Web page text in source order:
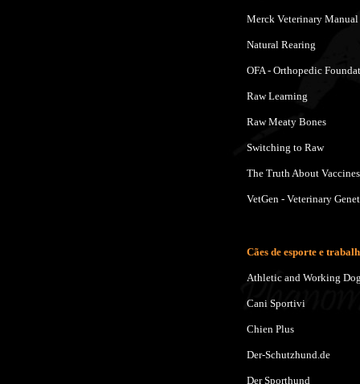
Merck Veterinary Manual
Natural Rearing
OFA - Orthopedic
Raw Learning
Raw Meaty Bones
Switching to Raw
The Truth About Vaccines
VetGen - Veterinary
Cães de esporte e
Athletic and Working
Cani Sportivi
Chien Plus
Der-Schutzhund.de
Der Sporthund